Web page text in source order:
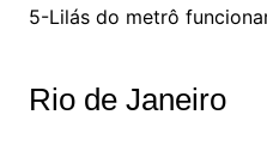
5-Lilás do metrô
Rio de Janeiro